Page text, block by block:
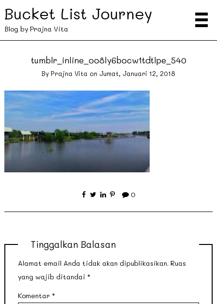
Bucket List Journey
Blog by Prajna Vita
tumblr_inline_oo8ly6bocw1tdtlpe_540
By Prajna Vita on Jumat, Januari 12, 2018
0
Tinggalkan Balasan
Alamat email Anda tidak akan dipublikasikan. Ruas
yang wajib ditandai *
Komentar *